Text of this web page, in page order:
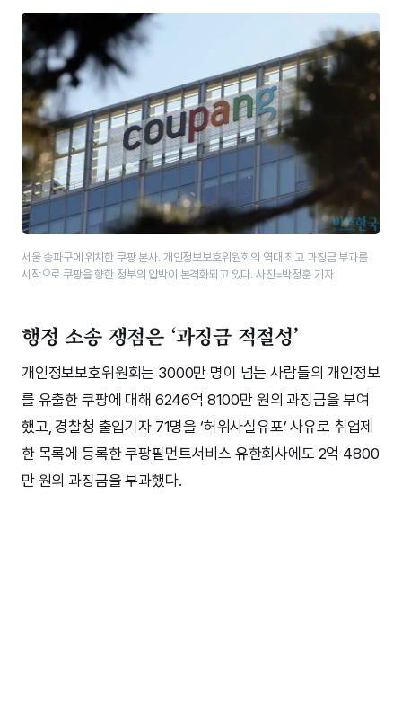
서울 송파구에 위치한 쿠팡 본사. 개인정보보호위원회의 역대 최고 과징금 부과를
시작으로 쿠팡을 향한 정부의 압박이 본격화되고 있다. 사진=박정훈 기자
행정 소송 쟁점은 ‘과징금 적절성’
개인정보보호위원회는 3000만 명이 넘는 사람들의 개인정보
를 유출한 쿠팡에 대해 6246억 8100만 원의 과징금을 부여
했고, 경찰청 출입기자 71명을 ‘허위사실유포’ 사유로 취업제
한 목록에 등록한 쿠팡필먼트서비스 유한회사에도 2억 4800
만 원의 과징금을 부과했다.